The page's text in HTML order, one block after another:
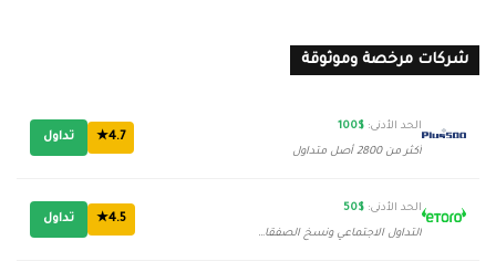
شركات مرخصة وموثوقة
الحد الأدنى: $100
أكثر من 2800 أصل متداول
4.7★ تداول
الحد الأدنى: $50
التداول الاجتماعي ونسخ الصفقات
4.5★ تداول